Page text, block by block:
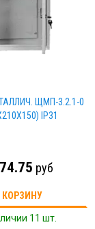
ЩМП-3.2.1-0
IP31
руб
КОРЗИНУ
11 шт.